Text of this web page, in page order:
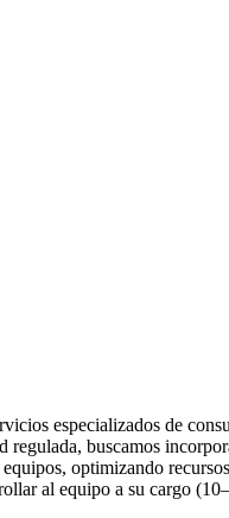
especializados de
buscamos
optimizando
al equipo a su cargo